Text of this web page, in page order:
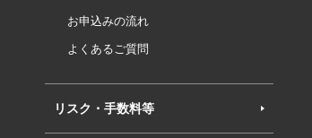
お申込みの流れ
よくあるご質問
リスク・手数料等